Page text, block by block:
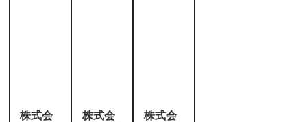
株式会
株式会
株式会